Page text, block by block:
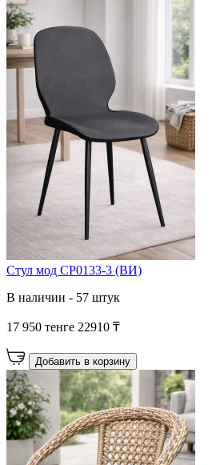
Стул мод CP0133-3 (ВИ)
В наличии - 57 штук
17 950 тенге 22910 ₸
Добавить в корзину